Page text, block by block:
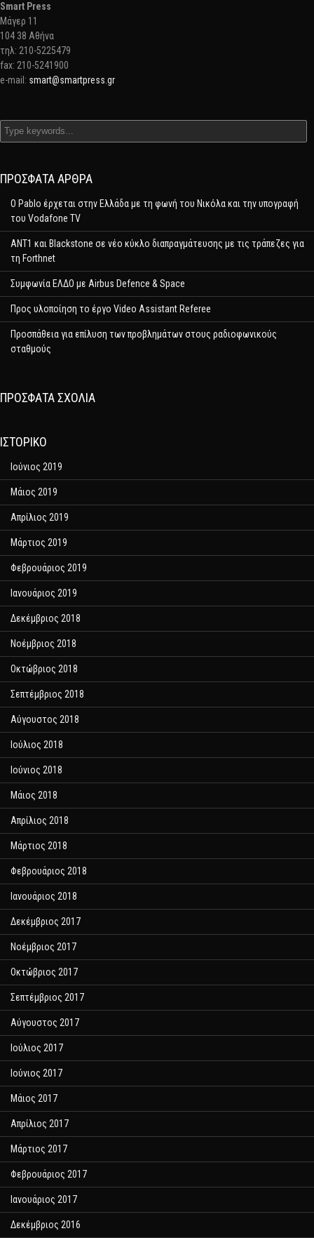
Smart Press
Mάγερ 11
104 38 Αθήνα
τηλ: 210-5225479
fax: 210-5241900
e-mail: smart@smartpress.gr
ΠΡΌΣΦΑΤΑ ΆΡΘΡΑ
Ο Pablo έρχεται στην Ελλάδα με τη φωνή του Νικόλα και την υπογραφή
του Vodafone TV
ΑΝΤ1 και Blackstone σε νέο κύκλο διαπραγμάτευσης με τις τράπεζες για
τη Forthnet
Συμφωνία ΕΛΔΟ με Airbus Defence & Space
Προς υλοποίηση το έργο Video Assistant Referee
Προσπάθεια για επίλυση των προβλημάτων στους ραδιοφωνικούς
σταθμούς
ΠΡΌΣΦΑΤΑ ΣΧΌΛΙΑ
ΙΣΤΟΡΙΚΌ
Ιούνιος 2019
Μάιος 2019
Απρίλιος 2019
Μάρτιος 2019
Φεβρουάριος 2019
Ιανουάριος 2019
Δεκέμβριος 2018
Νοέμβριος 2018
Οκτώβριος 2018
Σεπτέμβριος 2018
Αύγουστος 2018
Ιούλιος 2018
Ιούνιος 2018
Μάιος 2018
Απρίλιος 2018
Μάρτιος 2018
Φεβρουάριος 2018
Ιανουάριος 2018
Δεκέμβριος 2017
Νοέμβριος 2017
Οκτώβριος 2017
Σεπτέμβριος 2017
Αύγουστος 2017
Ιούλιος 2017
Ιούνιος 2017
Μάιος 2017
Απρίλιος 2017
Μάρτιος 2017
Φεβρουάριος 2017
Ιανουάριος 2017
Δεκέμβριος 2016